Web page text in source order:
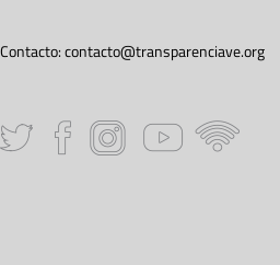
Contacto:contacto@transparenciave.org